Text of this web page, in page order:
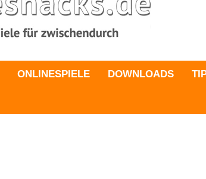
ONLINESPIELE DOWNLOADS